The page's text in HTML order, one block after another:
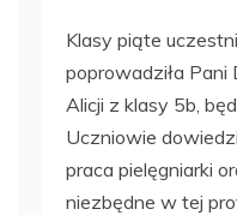
Klasy piąte
poprowadziła Pani
Alicji z klasy 5b,
Uczniowie
praca pielęgniarki
niezbędne w tej